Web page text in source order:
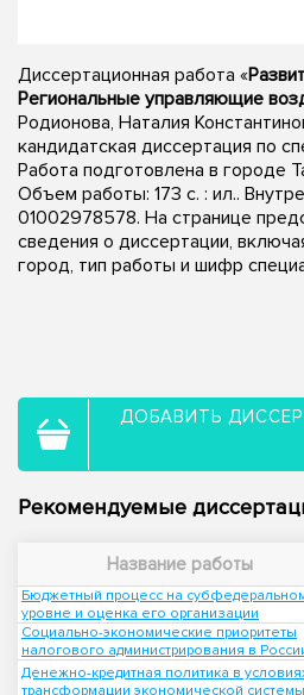
Диссертационная работа «
Региональные управляющие
Родионова, Наталия
кандидатская диссертация по
Работа подготовлена в городе
Объем работы: 173 с. : ил..
01002978578. На странице
сведения о диссертации,
город, тип работы и шифр
ДОБАВИТЬ
Рекомендуемые
Название работы
Бюджетный процесс на
уровне и оценка его организации
Социально-экономические приоритеты
налогового администрирования в
Денежно-кредитная политика в
трансформации экономической системы